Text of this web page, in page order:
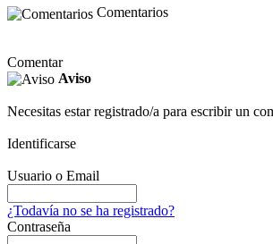
Comentarios
Comentar
Aviso
Necesitas estar registrado/a para escribir un
Identificarse
Usuario o Email
¿Todavía no se ha registrado?
Contraseña